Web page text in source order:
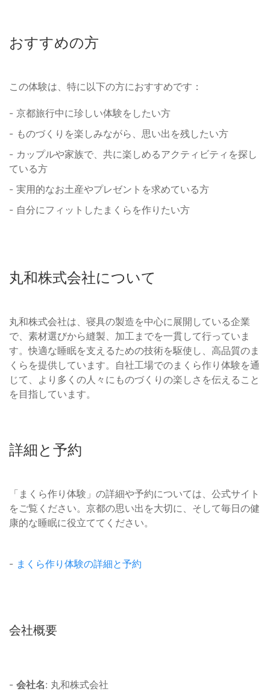
おすすめの方
この体験は、特に以下の方におすすめです：
- 京都旅行中に珍しい体験をしたい方
- ものづくりを楽しみながら、思い出を残したい方
- カップルや家族で、共に楽しめるアクティビティを探し
ている方
- 実用的なお土産やプレゼントを求めている方
- 自分にフィットしたまくらを作りたい方
丸和株式会社について
丸和株式会社は、寝具の製造を中心に展開している企業
で、素材選びから縫製、加工までを一貫して行っていま
す。快適な睡眠を支えるための技術を駆使し、高品質のま
くらを提供しています。自社工場でのまくら作り体験を通
じて、より多くの人々にものづくりの楽しさを伝えること
を目指しています。
詳細と予約
「まくら作り体験」の詳細や予約については、公式サイト
をご覧ください。京都の思い出を大切に、そして毎日の健
康的な睡眠に役立ててください。
- まくら作り体験の詳細と予約
会社概要
- 会社名: 丸和株式会社